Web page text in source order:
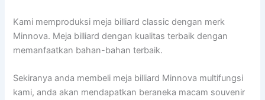
Kami memproduksi meja billiard classic dengan merk
Minnova. Meja billiard dengan kualitas terbaik dengan
memanfaatkan bahan-bahan terbaik.
Sekiranya anda membeli meja billiard Minnova multifungsi
kami, anda akan mendapatkan beraneka macam souvenir